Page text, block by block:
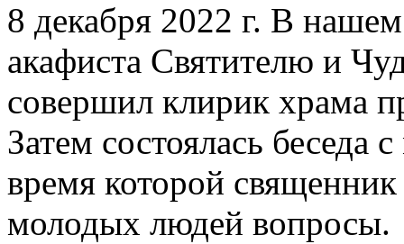
8 декабря 2022 г. В
акафиста Святителю и
совершил клирик храма
Затем состоялась беседа
время которой
молодых людей вопросы.